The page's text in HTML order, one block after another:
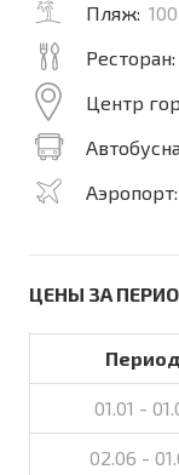
Пляж:
Ресторан:
Центр
Аэропорт:
ЦЕНЫ ЗА
Период
01.01 -
02.06 -